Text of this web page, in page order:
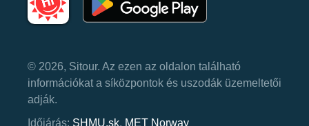
© 2026, Sitour. Az ezen az oldalon található
információkat a síközpontok és uszodák üzemeltetői
adják.
Időjárás: SHMU.sk, MET Norway